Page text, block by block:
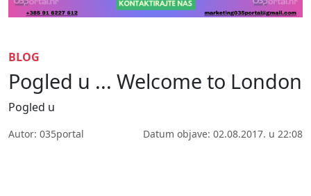
BLOG
Pogled u ... Welcome to London
Pogled u
Autor: 035portal Datum objave: 02.08.2017. u 22:08